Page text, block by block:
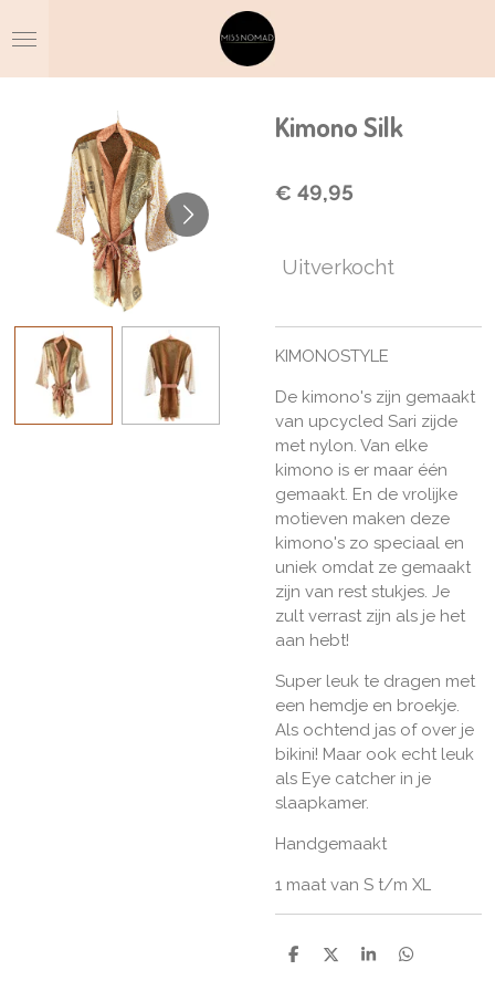
direct
Kimono Silk
€ 49,95
Uitverkocht
KIMONOSTYLE
De kimono's zijn gemaakt
van upcycled Sari zijde
met nylon. Van elke
kimono is er maar één
gemaakt. En de vrolijke
motieven maken deze
kimono's zo speciaal en
uniek omdat ze gemaakt
zijn van rest stukjes. Je
zult verrast zijn als je het
aan hebt!
Super leuk te dragen met
een hemdje en broekje.
Als ochtend jas of over je
bikini! Maar ook echt leuk
als Eye catcher in je
slaapkamer.
Handgemaakt
1 maat van S t/m XL
D
D
S
D